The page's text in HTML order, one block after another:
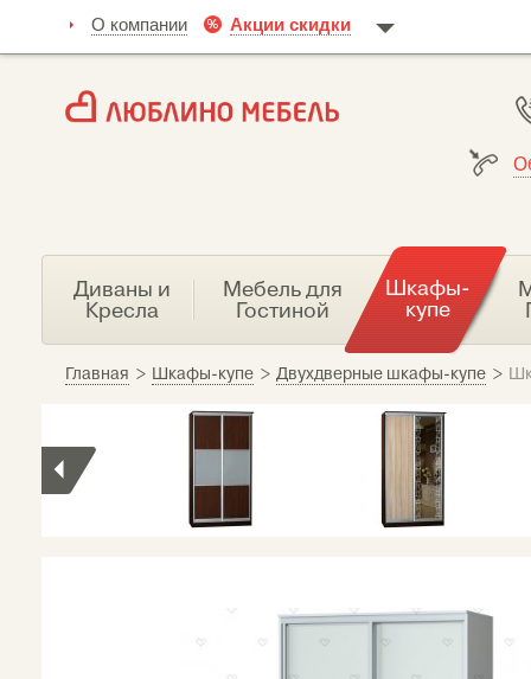
О компании Акции скидки
Диваны и
Кресла
Мебель для
Гостиной
Шкафы-
купе
Главная > Шкафы-купе > Двухдверные шкафы-купе >